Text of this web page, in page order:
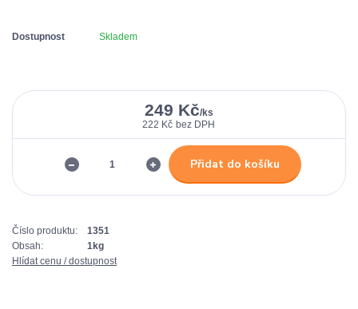
Dostupnost Skladem
249 Kč/ks
222 Kč bez DPH
Přidat do košíku
Číslo produktu:
1351
Obsah:
1kg
Hlídat cenu / dostupnost